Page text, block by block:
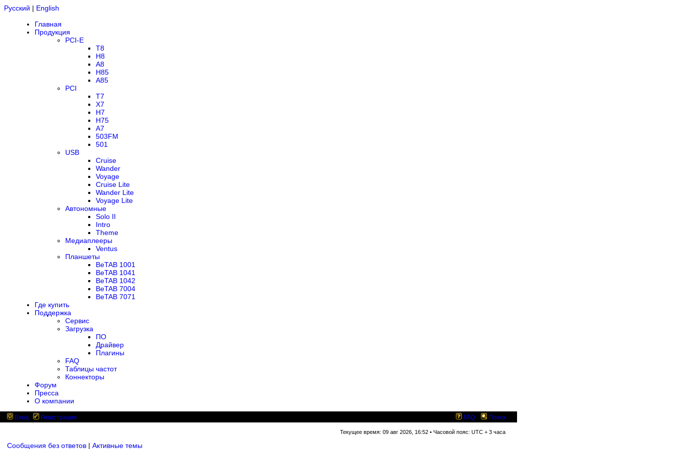
Русский | English
Главная
Продукция
PCI-E
T8
H8
A8
H85
A85
PCI
T7
X7
H7
H75
A7
503FM
501
USB
Cruise
Wander
Voyage
Cruise Lite
Wander Lite
Voyage Lite
Автономные
Solo II
Intro
Theme
Медиаплееры
Ventus
Планшеты
BeTAB 1001
BeTAB 1041
BeTAB 1042
BeTAB 7004
BeTAB 7071
Где купить
Поддержка
Сервис
Загрузка
ПО
Драйвер
Плагины
FAQ
Таблицы частот
Коннекторы
Форум
Пресса
О компании
Вход Регистрация FAQ Поиск
Текущее время: 09 авг 2026, 16:52 • Часовой пояс: UTC + 3 часа
Сообщения без ответов | Активные темы